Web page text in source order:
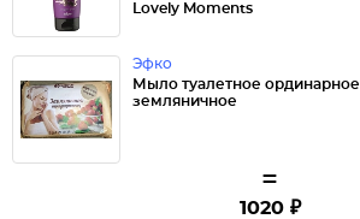
Lovely Moments
Эфко
Мыло туалетное ординарное
земляничное
=
1020 ₽